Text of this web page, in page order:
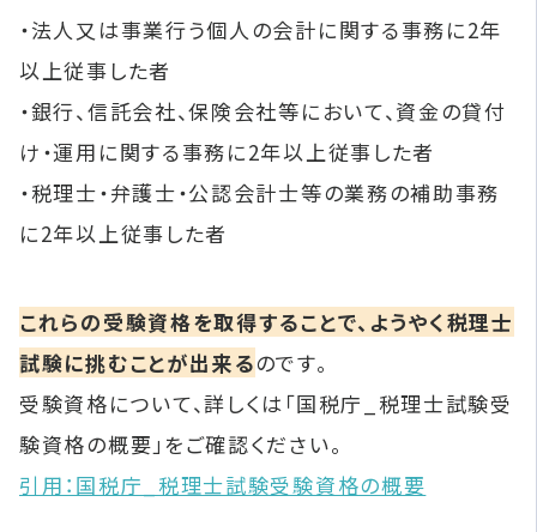
・法人又は事業行う個人の会計に関する事務に2年
以上従事した者
・銀行、信託会社、保険会社等において、資金の貸付
け・運用に関する事務に2年以上従事した者
・税理士・弁護士・公認会計士等の業務の補助事務
に2年以上従事した者
これらの受験資格を取得することで、ようやく税理士
試験に挑むことが出来るのです。
受験資格について、詳しくは「国税庁_税理士試験受
験資格の概要」をご確認ください。
引用：国税庁_税理士試験受験資格の概要